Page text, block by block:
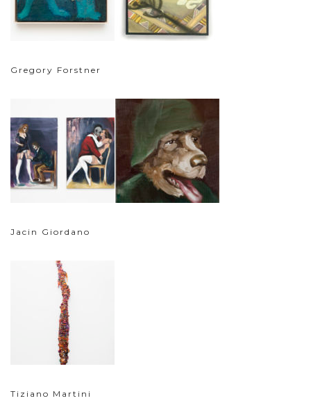
Gregory Forstner
Jacin Giordano
Tiziano Martini